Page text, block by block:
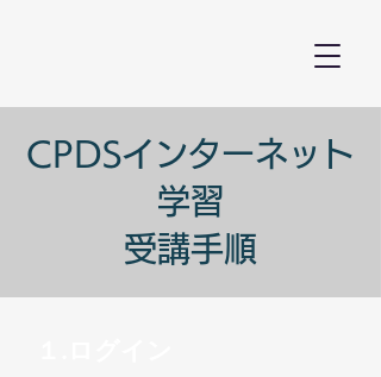
CPDSインターネット
学習
​受講手順